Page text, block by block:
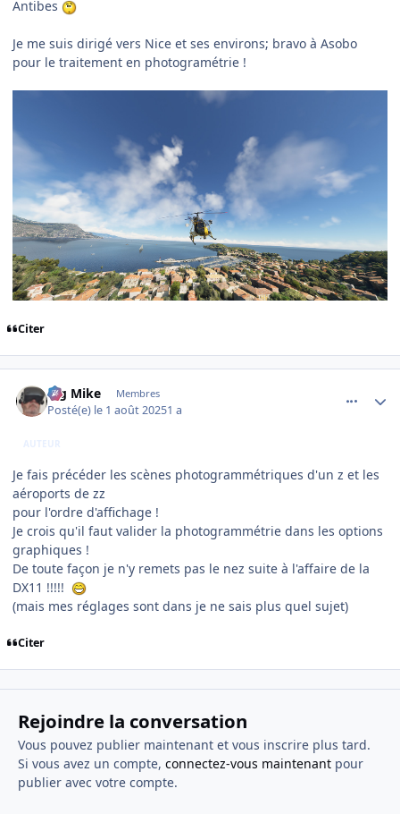
Antibes
Je me suis dirigé vers Nice et ses environs; bravo à Asobo
pour le traitement en photogramétrie !
Citer
Big Mike Membres
Posté(e) le 1 août 20251 a
AUTEUR
Je fais précéder les scènes photogrammétriques d'un z et les
aéroports de zz
pour l'ordre d'affichage !
Je crois qu'il faut valider la photogrammétrie dans les options
graphiques !
De toute façon je n'y remets pas le nez suite à l'affaire de la
DX11 !!!!!
(mais mes réglages sont dans je ne sais plus quel sujet)
Citer
Rejoindre la conversation
Vous pouvez publier maintenant et vous inscrire plus tard.
Si vous avez un compte, connectez-vous maintenantpour
publier avec votre compte.